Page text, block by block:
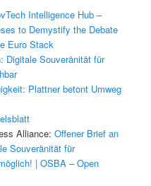
Intelligence Hub –
to Demystify the Debate
Euro Stack
Digitale Souveränität für
Plattner betont Umweg
Alliance: Offener Brief an
Souveränität für
| OSBA – Open